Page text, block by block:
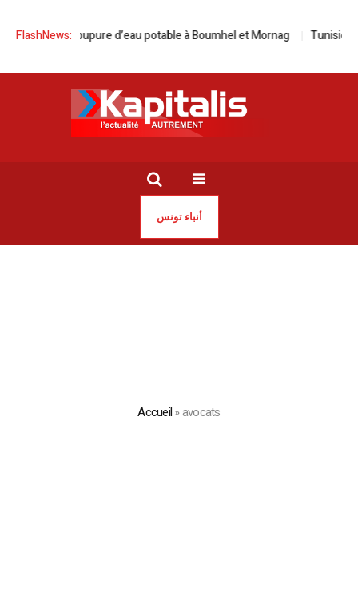
FlashNews:d’eau potable à Boumhel et Mornag Tunisie | Les autorités
أنباء تونس
Accueil»avocats